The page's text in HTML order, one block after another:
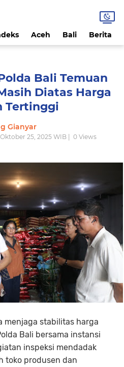
Aceh Bali Berita
Bali Temuan
Diatas Harga
Tertinggi
Gianyar
25, 2025 WIB | 0 Views
menjaga stabilitas harga
Bali bersama instansi
inspeksi mendadak
toko produsen dan